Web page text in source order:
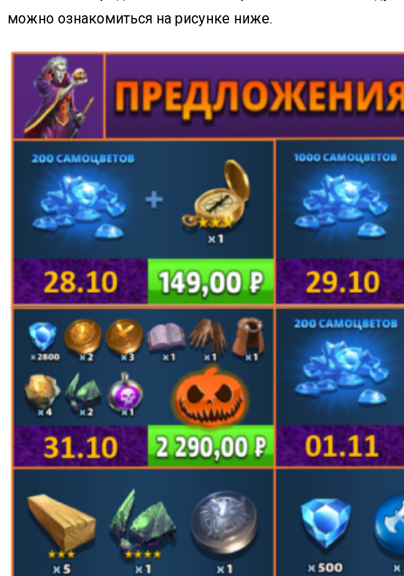
можно ознакомиться на рисунке ниже.